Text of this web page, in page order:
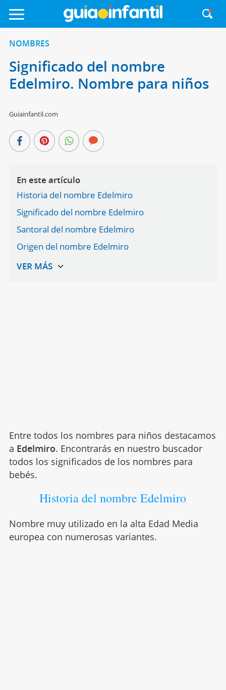
NOMBRES
Significado del nombre
Edelmiro. Nombre para niños
Guiainfantil.com
En este artículo
Historia del nombre Edelmiro
Significado del nombre Edelmiro
Santoral del nombre Edelmiro
Origen del nombre Edelmiro
Entre todos los nombres para niños destacamos
a Edelmiro. Encontrarás en nuestro buscador
todos los significados de los nombres para
bebés.
Historia del nombre Edelmiro
Nombre muy utilizado en la alta Edad Media
europea con numerosas variantes.